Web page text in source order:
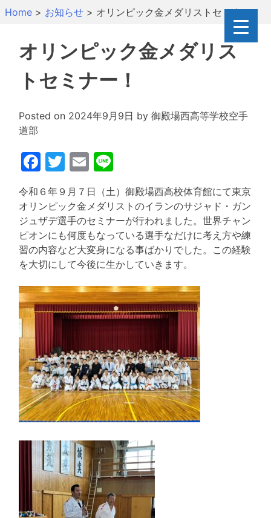
SkipHome > お知らせ > オリンピック金メダリストセミナー！
オリンピック金メダリス
トセミナー！
Posted on 2024年9月9日 by 御殿場西高等学校空手
道部
Facebook
Twitter
Email
令和６年９月７日（土）御殿場西高校体育館にて東京
オリンピック金メダリストのイランのサジャド・ガン
ジュザデ選手のセミナーが行われました。世界チャン
ピオンにも何度もなっている選手なだけに考え方や練
習の内容など大変身になる事ばかりでした。この経験
を大切にして今後に生かしていきます。